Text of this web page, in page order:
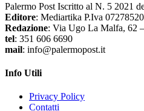
Palermo Post Iscritto al N. 5 2021
Editore: Mediartika P.Iva
Redazione: Via Ugo La Malfa, 62
tel: 351 606 6690
mail: info@palermopost.it
Info Utili
Privacy Policy
Contatti